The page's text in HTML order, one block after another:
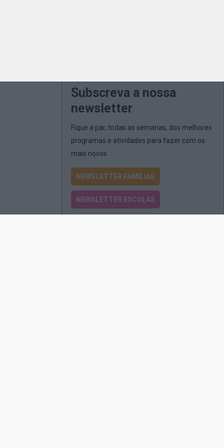
Subscreva a nossa
newsletter
Fique a par, todas as semanas, dos melhores
programas e atividades para fazer com os
mais novos
NEWSLETTER FAMÍLIAS
NEWSLETTER ESCOLAS